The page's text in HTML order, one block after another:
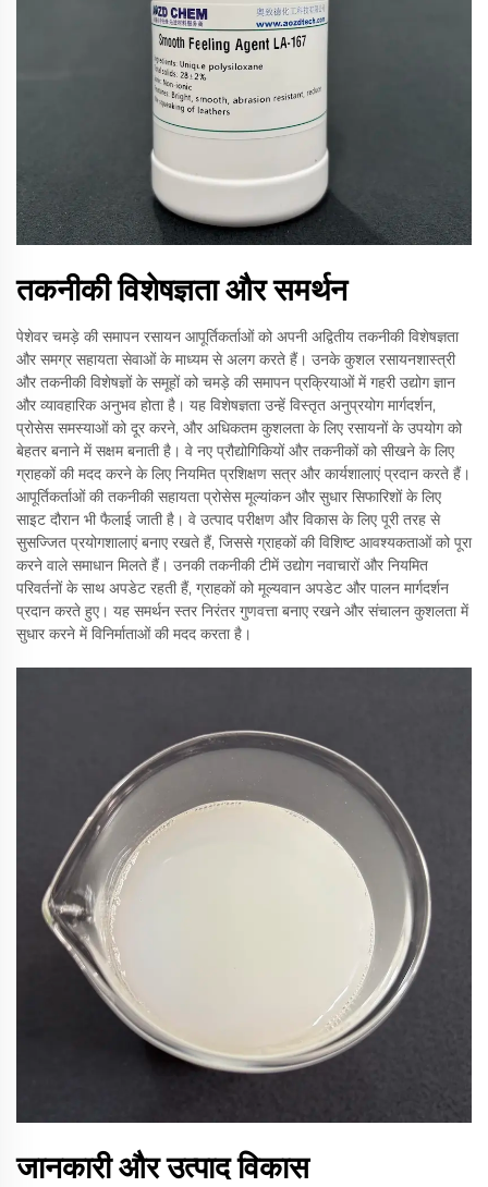
तकनीकी विशेषज्ञता और समर्थन
पेशेवर चमड़े की समापन रसायन आपूर्तिकर्ताओं को अपनी अद्वितीय तकनीकी विशेषज्ञता
और समग्र सहायता सेवाओं के माध्यम से अलग करते हैं। उनके कुशल रसायनशास्त्री
और तकनीकी विशेषज्ञों के समूहों को चमड़े की समापन प्रक्रियाओं में गहरी उद्योग ज्ञान
और व्यावहारिक अनुभव होता है। यह विशेषज्ञता उन्हें विस्तृत अनुप्रयोग मार्गदर्शन,
प्रोसेस समस्याओं को दूर करने, और अधिकतम कुशलता के लिए रसायनों के उपयोग को
बेहतर बनाने में सक्षम बनाती है। वे नए प्रौद्योगिकियों और तकनीकों को सीखने के लिए
ग्राहकों की मदद करने के लिए नियमित प्रशिक्षण सत्र और कार्यशालाएं प्रदान करते हैं।
आपूर्तिकर्ताओं की तकनीकी सहायता प्रोसेस मूल्यांकन और सुधार सिफारिशों के लिए
साइट दौरान भी फैलाई जाती है। वे उत्पाद परीक्षण और विकास के लिए पूरी तरह से
सुसज्जित प्रयोगशालाएं बनाए रखते हैं, जिससे ग्राहकों की विशिष्ट आवश्यकताओं को पूरा
करने वाले समाधान मिलते हैं। उनकी तकनीकी टीमें उद्योग नवाचारों और नियमित
परिवर्तनों के साथ अपडेट रहती हैं, ग्राहकों को मूल्यवान अपडेट और पालन मार्गदर्शन
प्रदान करते हुए। यह समर्थन स्तर निरंतर गुणवत्ता बनाए रखने और संचालन कुशलता में
सुधार करने में विनिर्माताओं की मदद करता है।
जानकारी और उत्पाद विकास